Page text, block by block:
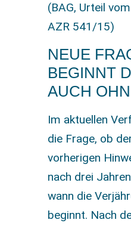
(BAG, Urteil
AZR 541/15)
NEUE
BEGINNT
AUCH
Im aktuellen
die Frage, ob
vorherigen
nach drei
wann die
beginnt. Nach